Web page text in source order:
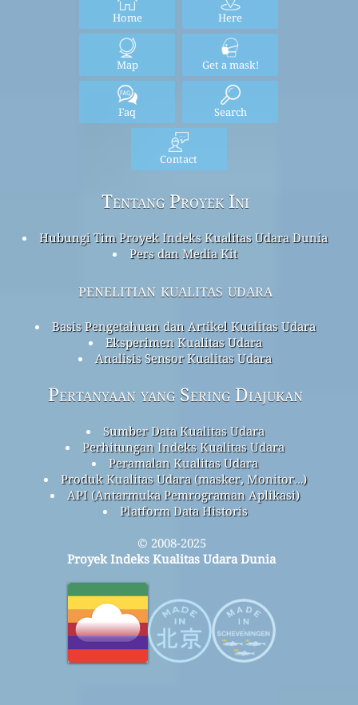
Home Here
Map Get a mask!
Faq Search
Contact
Tentang Proyek Ini
Hubungi Tim Proyek Indeks Kualitas Udara Dunia
Pers dan Media Kit
penelitian kualitas udara
Basis Pengetahuan dan Artikel Kualitas Udara
Eksperimen Kualitas Udara
Analisis Sensor Kualitas Udara
Pertanyaan yang Sering Diajukan
Sumber Data Kualitas Udara
Perhitungan Indeks Kualitas Udara
Peramalan Kualitas Udara
Produk Kualitas Udara (masker, Monitor…)
API (Antarmuka Pemrograman Aplikasi)
Platform Data Historis
© 2008-2025
Proyek Indeks Kualitas Udara Dunia